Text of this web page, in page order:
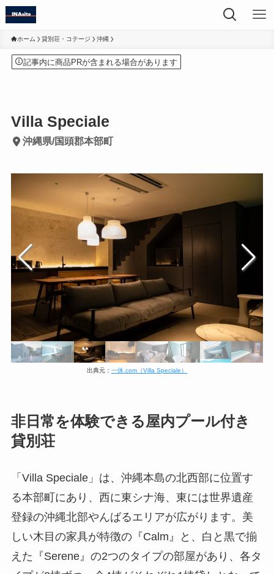
ホーム 貸別荘・コテージ 沖縄
記事内に商品PRが含まれる場合があります
Villa Speciale
沖縄県/国頭郡本部町
出典元： 一休.com（Villa Speciale）
非日常を体験できる屋内プール付き
貸別荘
「Villa Speciale」は、沖縄本島の北西部に位置す
る本部町にあり、西に東シナ海、東には世界遺産
登録の沖縄北部やんばるエリアが広がります。美
しい木目の家具が特徴の『Calm』と、白と黒で揃
えた『Serene』の2つのタイプの部屋があり、各タ